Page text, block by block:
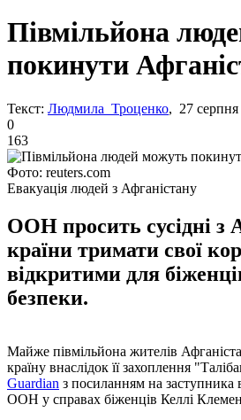
Півмільйона
покинути
Текст: Людмила Троценко, 27 серпня
0
163
Фото: reuters.com
Евакуація людей з Афганістану
ООН просить сусідні з
країни тримати свої
відкритими для
безпеки.
Майже півмільйона жителів
країну внаслідок її захоплення
Guardian з посиланням на заступника
ООН у справах біженців Келлі